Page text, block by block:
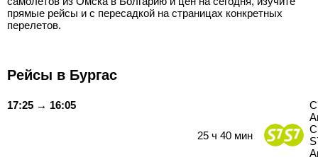
прямые рейсы и с пересадкой на страницах конкретных
перелетов.
Рейсы в Бургас
17:25 → 16:05
25 ч 40 мин